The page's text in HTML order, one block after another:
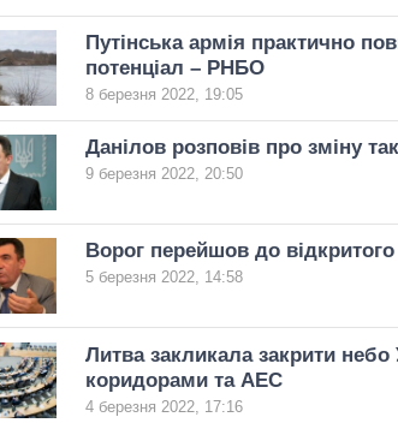
Путінська армія практично
потенціал – РНБО
8 березня 2022, 19:05
Данілов розповів про зміну
9 березня 2022, 20:50
Ворог перейшов до
5 березня 2022, 14:58
Литва закликала закрити небо
коридорами та АЕС
4 березня 2022, 17:16